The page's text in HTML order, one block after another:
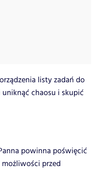
listy zadań do
chaosu i skupić
powinna poświęcić
przed